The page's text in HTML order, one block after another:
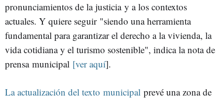
pronunciamientos de la justicia y a los contextos
actuales. Y quiere seguir "siendo una herramienta
fundamental para garantizar el derecho a la vivienda, la
vida cotidiana y el turismo sostenible", indica la nota de
prensa municipal [ver aquí].
La actualización del texto municipal prevé una zona de